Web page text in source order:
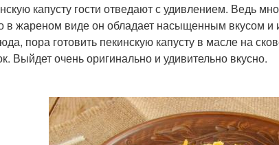
капусту гости отведают с удивлением. Ведь
в жареном виде он обладает насыщенным вкусом и
пора готовить пекинскую капусту в масле на
Выйдет очень оригинально и удивительно вкусно.